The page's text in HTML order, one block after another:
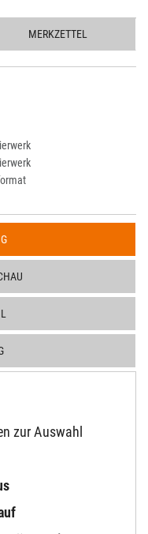
MERKZETTEL
zur Auswahl